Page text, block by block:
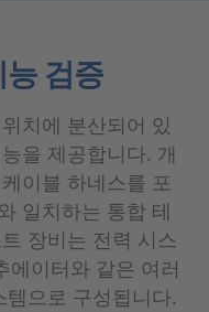
검증
치에 분산되어 있
을 제공합니다. 개
이블 하네스를 포
일치하는 통합 테
장비는 전력 시스
에이터와 같은 여러
으로 구성됩니다.